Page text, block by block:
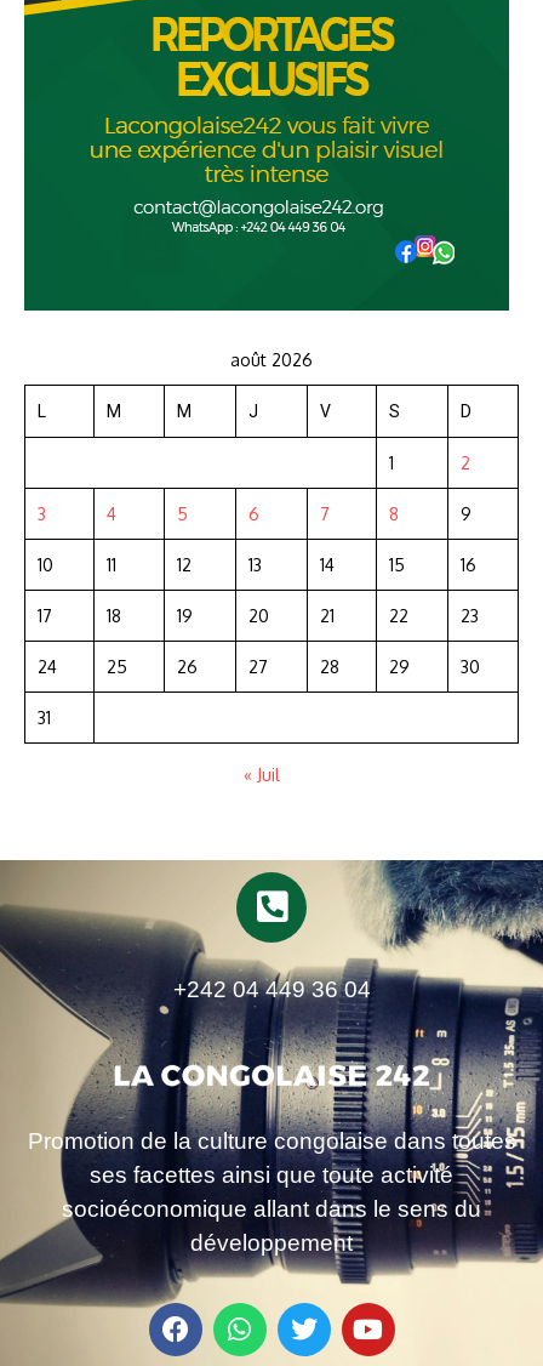
août 2026
L M M J V S D
1 2
3 4 5 6 7 8 9
10 11 12 13 14 15 16
17 18 19 20 21 22 23
24 25 26 27 28 29 30
31
« Juil
+242 04 449 36 04
Promotion de la culture congolaise dans toutes
ses facettes ainsi que toute activité
socioéconomique allant dans le sens du
développement